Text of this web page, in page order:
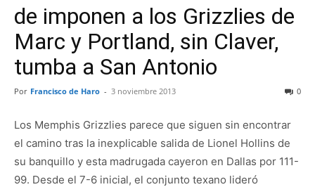
de imponen a los Grizzlies de
Marc y Portland, sin Claver,
tumba a San Antonio
Por Francisco de Haro - 3 noviembre 2013 0
Los Memphis Grizzlies parece que siguen sin encontrar
el camino tras la inexplicable salida de Lionel Hollins de
su banquillo y esta madrugada cayeron en Dallas por 111-
99. Desde el 7-6 inicial, el conjunto texano lideró